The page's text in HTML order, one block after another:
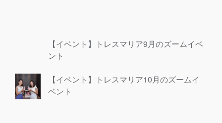
【イベント】トレスマリア9月のズームイベ
ント
【イベント】トレスマリア10月のズームイ
ベント